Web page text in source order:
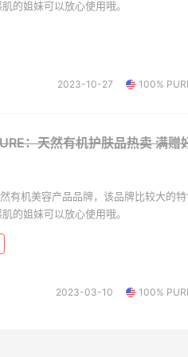
的姐妹可以放心使用哦。
2023-10-27 100%
：天然有机护肤品热卖满赠
有机美容产品品牌，该品牌比较大的
的姐妹可以放心使用哦。
2023-03-10 100%